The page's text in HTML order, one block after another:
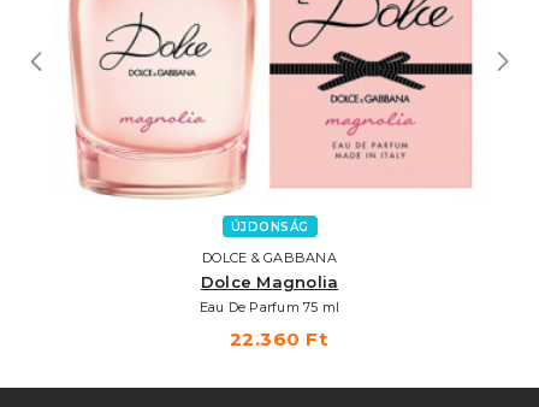
ÚJDONSÁG
DOLCE & GABBANA
Dolce Magnolia
Eau De Parfum 75 ml
22.360 Ft